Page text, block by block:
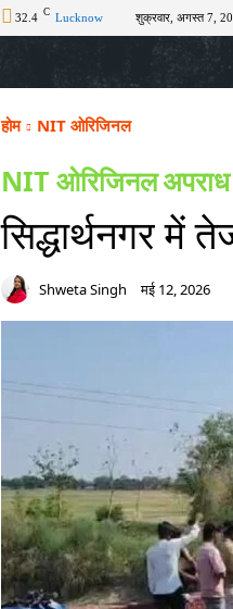
32.4 C Lucknow शुक्रवार, अगस्त 7,
अपराध
होम NIT ओरिजिनल
NIT ओरिजिनलअपराध
सिद्धार्थनगर में
Shweta Singh मई 12, 2026